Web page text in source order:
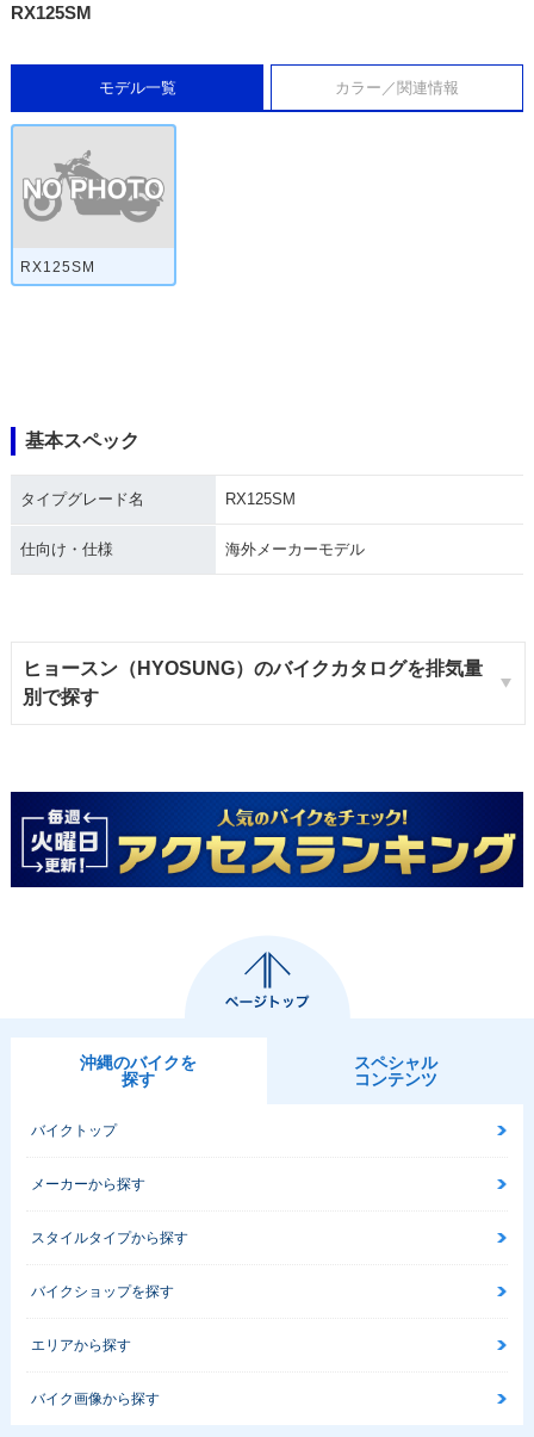
RX125SM
モデル一覧 カラー／関連情報
RX125SM
基本スペック
タイプグレード名 RX125SM
仕向け・仕様 海外メーカーモデル
ヒョースン（HYOSUNG）のバイクカタログを排気量
別で探す
沖縄のバイクを
探す
スペシャル
コンテンツ
バイクトップ
メーカーから探す
スタイルタイプから探す
バイクショップを探す
エリアから探す
バイク画像から探す